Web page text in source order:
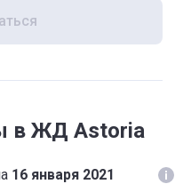
в ЖД Astoria
16 января 2021